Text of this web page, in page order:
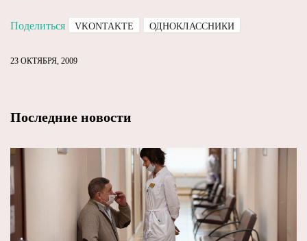
Поделиться VKONTAKTE ОДНОКЛАССНИКИ
23 ОКТЯБРЯ, 2009
Последние новости